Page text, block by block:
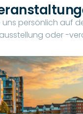
uns persönlich auf
oder -